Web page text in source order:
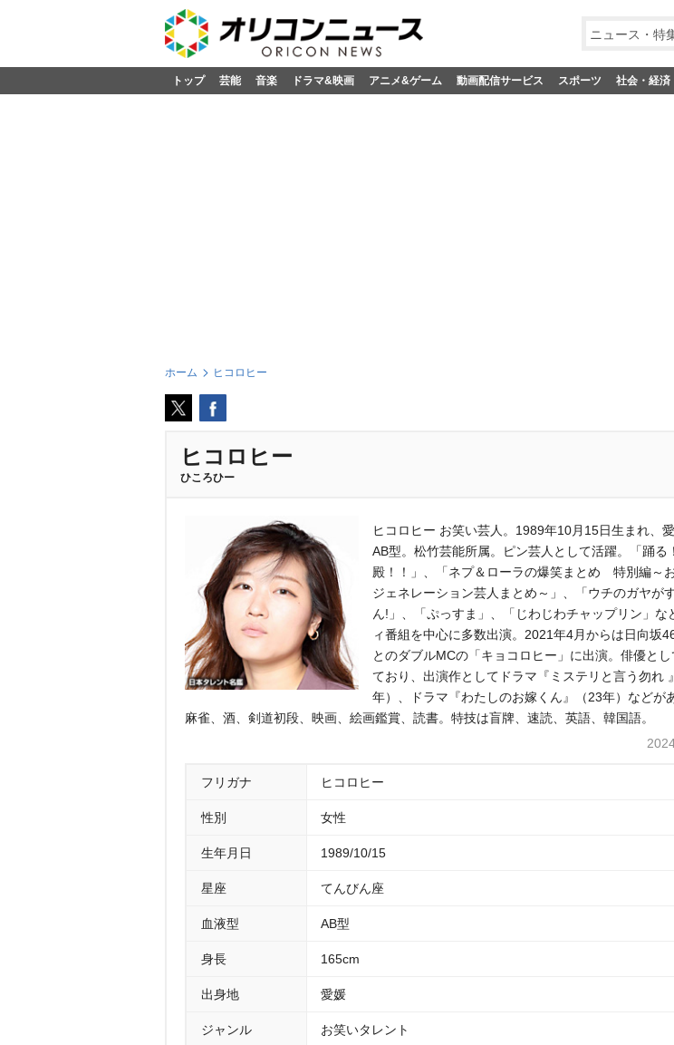
ニュース・特
トップ 芸能 音楽 ドラマ&映画 アニメ&ゲーム 動画配信サービス スポーツ 社会・経済
ホーム ヒコロヒー
ヒコロヒー
ひころひー
ヒコロヒー お笑い芸人。1989年10月15日生まれ、愛
AB型。松竹芸能所属。ピン芸人として活躍。「踊る
殿！！」、「ネプ＆ローラの爆笑まとめ 特別編～
ジェネレーション芸人まとめ～」、「ウチのガヤが
ん!」、「ぷっすま」、「じわじわチャップリン」な
ィ番組を中心に多数出演。2021年4月からは日向坂
とのダブルMCの「キョコロヒー」に出演。俳優とし
ており、出演作としてドラマ『ミステリと言う勿れ
年）、ドラマ『わたしのお嫁くん』（23年）などが
麻雀、酒、剣道初段、映画、絵画鑑賞、読書。特技は盲牌、速読、英語、韓国語。
フリガナ ヒコロヒー
性別 女性
生年月日 1989/10/15
星座 てんびん座
血液型 AB型
身長 165cm
出身地 愛媛
ジャンル お笑いタレント